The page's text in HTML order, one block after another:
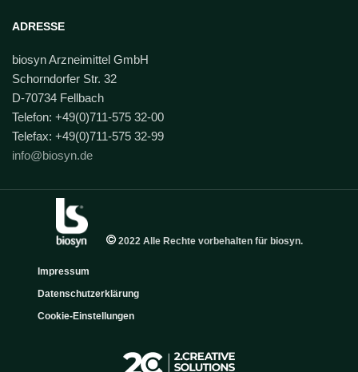
ADRESSE
biosyn Arzneimittel GmbH
Schorndorfer Str. 32
D-70734 Fellbach
Telefon: +49(0)711-575 32-00
Telefax: +49(0)711-575 32-99
info@biosyn.de
2022 Alle Rechte vorbehalten für biosyn.
Impressum
Datenschutzerklärung
Cookie-Einstellungen